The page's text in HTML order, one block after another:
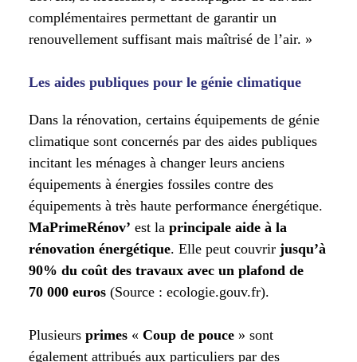
complémentaires permettant de garantir un
renouvellement suffisant mais maîtrisé de l’air. »
Les aides publiques pour le génie climatique
Dans la rénovation, certains équipements de génie
climatique sont concernés par des aides publiques
incitant les ménages à changer leurs anciens
équipements à énergies fossiles contre des
équipements à très haute performance énergétique.
MaPrimeRénov’ est la principale aide à la
rénovation énergétique. Elle peut couvrirjusqu’à
90% du coût des travaux avec un plafond de
70 000 euros(Source : ecologie.gouv.fr).
Plusieurs primes« Coup de pouce» sont
également attribués aux particuliers par des